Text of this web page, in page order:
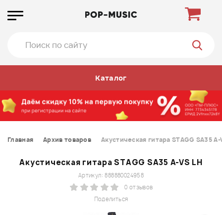
Каталог
Главная Архив товаров Акустическая гитара STAGG SA35 A-
Акустическая гитара STAGG SA35 A-VS LH
Поделиться
Артикул: 888880024958
0 отзывов